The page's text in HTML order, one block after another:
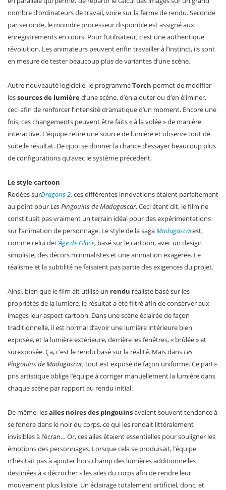
nombre d’ordinateurs de travail, voire sur la ferme de rendu. Seconde
par seconde, le moindre processeur disponible est assigné aux
enregistrements en cours. Pour l’utilisateur, c’est une authentique
révolution. Les animateurs peuvent enfin travailler à l’instinct, ils sont
en mesure de tester beaucoup plus de variantes d’une scène.
Autre nouveauté logicielle, le programmeTorch permet de modifier
lessources de lumièred’une scène, d’en ajouter ou d’en éliminer,
ceci afin de renforcer l’intensité dramatique d’un moment. Encore une
fois, ces changements peuvent être faits « à la volée » de manière
interactive. L’équipe retire une source de lumière et observe tout de
suite le résultat. De quoi se donner la chance d’essayer beaucoup plus
de configurations qu’avec le système précédent.
Le style cartoon
Rodées surDragons 2, ces différentes innovations étaient parfaitement
au point pourLes Pingouins de Madagascar. Ceci étant dit, le film ne
constituait pas vraiment un terrain idéal pour des expérimentations
sur l’animation de personnage. Le style de la sagaMadagascarest,
comme celui deL’Âge de Glace, basé sur le cartoon, avec un design
simpliste, des décors minimalistes et une animation exagérée. Le
réalisme et la subtilité ne faisaient pas partie des exigences du projet.
Ainsi, bien que le film ait utilisé un rendu réaliste basé sur les
propriétés de la lumière, le résultat a été filtré afin de conserver aux
images leur aspect cartoon. Dans une scène éclairée de façon
traditionnelle, il est normal d’avoir une lumière intérieure bien
exposée, et la lumière extérieure, derrière les fenêtres, « brûlée » et
surexposée. Ça, c’est le rendu basé sur la réalité. Mais dansLes
Pingouins de Madagascar, tout est exposé de façon uniforme. Ce parti-
pris artistique oblige l’équipe à corriger manuellement la lumière dans
chaque scène par rapport au rendu initial.
De même, lesailes noires des pingouinsavaient souvent tendance à
se fondre dans le noir du corps, ce qui les rendait littéralement
invisibles à l’écran… Or, ces ailes étaient essentielles pour souligner les
émotions des personnages. Lorsque cela se produisait, l’équipe
n’hésitait pas à ajouter hors champ des lumières additionnelles
destinées à « décrocher » les ailes du corps afin de rendre leur
mouvement plus lisible. Un éclairage totalement artificiel, donc, et